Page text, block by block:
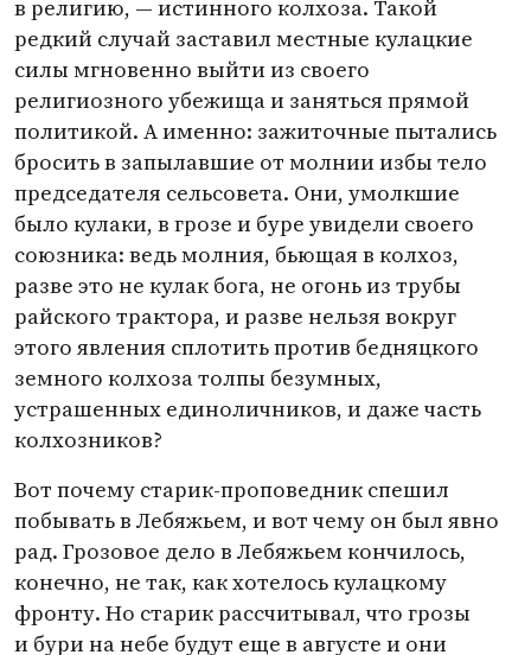
в религию, — истинного колхоза. Такой
редкий случай заставил местные кулацкие
силы мгновенно выйти из своего
религиозного убежища и заняться прямой
политикой. А именно: зажиточные пытались
бросить в запылавшие от молнии избы тело
председателя сельсовета. Они, умолкшие
было кулаки, в грозе и буре увидели своего
союзника: ведь молния, бьющая в колхоз,
разве это не кулак бога, не огонь из трубы
райского трактора, и разве нельзя вокруг
этого явления сплотить против бедняцкого
земного колхоза толпы безумных,
устрашенных единоличников, и даже часть
колхозников?
Вот почему старик-проповедник спешил
побывать в Лебяжьем, и вот чему он был явно
рад. Грозовое дело в Лебяжьем кончилось,
конечно, не так, как хотелось кулацкому
фронту. Но старик рассчитывал, что грозы
и бури на небе будут еще в августе и они